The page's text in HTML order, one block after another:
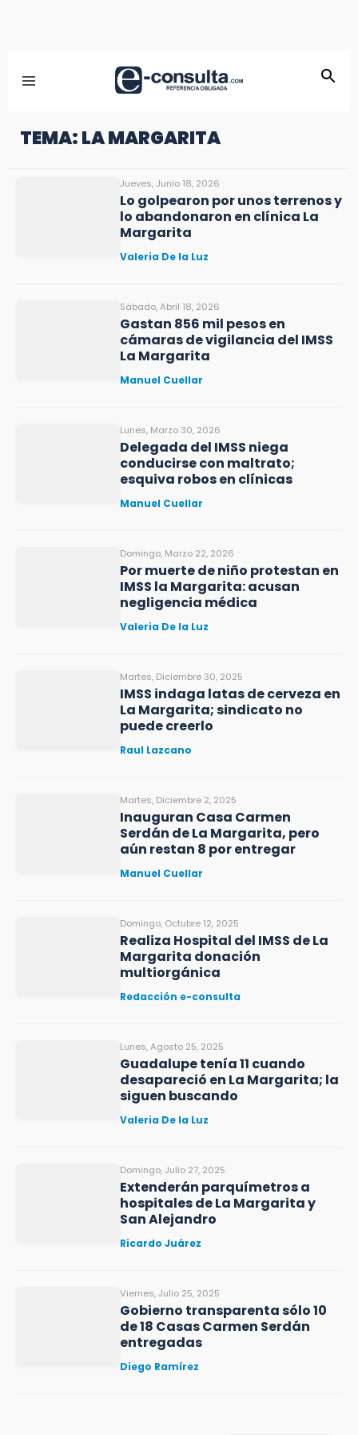
TEMA: LA MARGARITA
Jueves, Junio 18, 2026
Lo golpearon por unos terrenos y
lo abandonaron en clínica La
Margarita
Valeria De la Luz
Sábado, Abril 18, 2026
Gastan 856 mil pesos en
cámaras de vigilancia del IMSS
La Margarita
Manuel Cuellar
Lunes, Marzo 30, 2026
Delegada del IMSS niega
conducirse con maltrato;
esquiva robos en clínicas
Manuel Cuellar
Domingo, Marzo 22, 2026
Por muerte de niño protestan en
IMSS la Margarita: acusan
negligencia médica
Valeria De la Luz
Martes, Diciembre 30, 2025
IMSS indaga latas de cerveza en
La Margarita; sindicato no
puede creerlo
Raul Lazcano
Martes, Diciembre 2, 2025
Inauguran Casa Carmen
Serdán de La Margarita, pero
aún restan 8 por entregar
Manuel Cuellar
Domingo, Octubre 12, 2025
Realiza Hospital del IMSS de La
Margarita donación
multiorgánica
Redacción e-consulta
Lunes, Agosto 25, 2025
Guadalupe tenía 11 cuando
desapareció en La Margarita; la
siguen buscando
Valeria De la Luz
Domingo, Julio 27, 2025
Extenderán parquímetros a
hospitales de La Margarita y
San Alejandro
Ricardo Juárez
Viernes, Julio 25, 2025
Gobierno transparenta sólo 10
de 18 Casas Carmen Serdán
entregadas
Diego Ramírez